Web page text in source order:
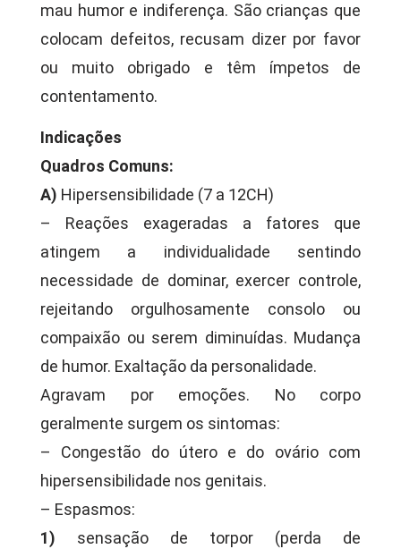
mau humor e indiferença. São crianças que
colocam defeitos, recusam dizer por favor
ou muito obrigado e têm ímpetos de
contentamento.
Indicações
Quadros Comuns:
A) Hipersensibilidade (7 a 12CH)
– Reações exageradas a fatores que
atingem a individualidade sentindo
necessidade de dominar, exercer controle,
rejeitando orgulhosamente consolo ou
compaixão ou serem diminuídas. Mudança
de humor. Exaltação da personalidade.
Agravam por emoções. No corpo
geralmente surgem os sintomas:
– Congestão do útero e do ovário com
hipersensibilidade nos genitais.
– Espasmos:
1) sensação de torpor (perda de